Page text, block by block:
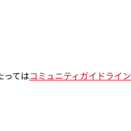
ってはコミュニティガイドライン